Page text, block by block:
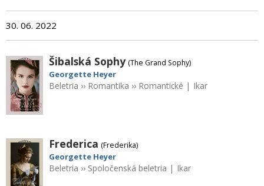
30. 06. 2022
Šibalská Sophy (The Grand Sophy)
Georgette Heyer
Beletria ›› Romantika ›› Romantické | Ikar
Frederica (Frederika)
Georgette Heyer
Beletria ›› Spoločenská beletria | Ikar